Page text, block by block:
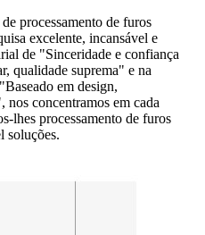
processamento de furos
excelente, incansável e
de "Sinceridade e confiança
qualidade suprema" e na
em design,
concentramos em cada
lhes processamento de furos
soluções.